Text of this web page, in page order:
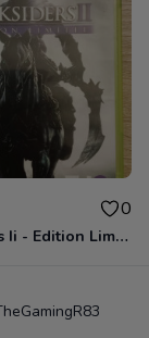
0
Darksiders Ii - Edition Limitée Xbox 360